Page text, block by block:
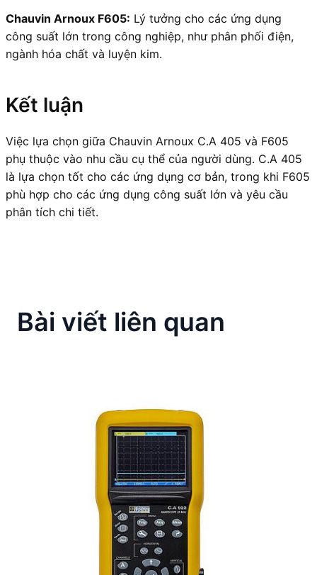
Chauvin Arnoux F605: Lý tưởng cho các ứng dụng
công suất lớn trong công nghiệp, như phân phối điện,
ngành hóa chất và luyện kim.
Kết luận
Việc lựa chọn giữa Chauvin Arnoux C.A 405 và F605
phụ thuộc vào nhu cầu cụ thể của người dùng. C.A 405
là lựa chọn tốt cho các ứng dụng cơ bản, trong khi F605
phù hợp cho các ứng dụng công suất lớn và yêu cầu
phân tích chi tiết.
Bài viết liên quan